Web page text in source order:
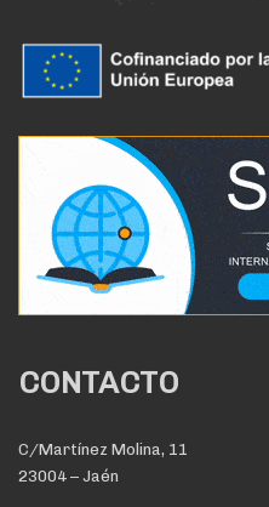
CONTACTO
C/Martínez Molina, 11
23004 – Jaén